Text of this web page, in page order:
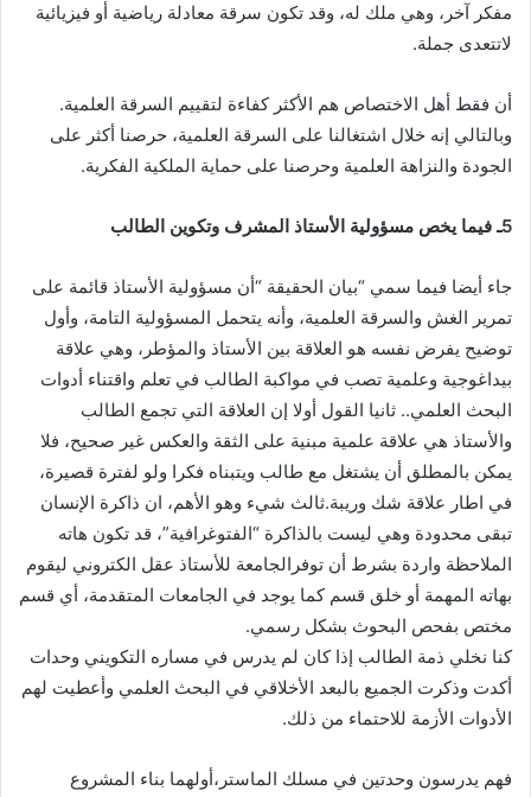
مفكر آخر، وهي ملك له، وقد تكون سرقة معادلة رياضية أو فيزيائية
لاتتعدى جملة.
أن فقط أهل الاختصاص هم الأكثر كفاءة لتقييم السرقة العلمية.
وبالتالي إنه خلال اشتغالنا على السرقة العلمية، حرصنا أكثر على
الجودة والنزاهة العلمية وحرصنا على حماية الملكية الفكرية.
5ـ فيما يخص مسؤولية الأستاذ المشرف وتكوين الطالب
جاء أيضا فيما سمي “بيان الحقيقة “أن مسؤولية الأستاذ قائمة على
تمرير الغش والسرقة العلمية، وأنه يتحمل المسؤولية التامة، وأول
توضيح يفرض نفسه هو العلاقة بين الأستاذ والمؤطر، وهي علاقة
بيداغوجية وعلمية تصب في مواكبة الطالب في تعلم واقتناء أدوات
البحث العلمي.. ثانيا القول أولا إن العلاقة التي تجمع الطالب
والأستاذ هي علاقة علمية مبنية على الثقة والعكس غير صحيح، فلا
يمكن بالمطلق أن يشتغل مع طالب ويتبناه فكرا ولو لفترة قصيرة،
في اطار علاقة شك وريبة.ثالث شيء وهو الأهم، ان ذاكرة الإنسان
تبقى محدودة وهي ليست بالذاكرة “الفتوغرافية”، قد تكون هاته
الملاحظة واردة بشرط أن توفرالجامعة للأستاذ عقل الكتروني ليقوم
بهاته المهمة أو خلق قسم كما يوجد في الجامعات المتقدمة، أي قسم
مختص بفحص البحوث بشكل رسمي.
كنا نخلي ذمة الطالب إذا كان لم يدرس في مساره التكويني وحدات
أكدت وذكرت الجميع بالبعد الأخلاقي في البحث العلمي وأعطيت لهم
الأدوات الأزمة للاحتماء من ذلك.
فهم يدرسون وحدتين في مسلك الماستر،أولهما بناء المشروع